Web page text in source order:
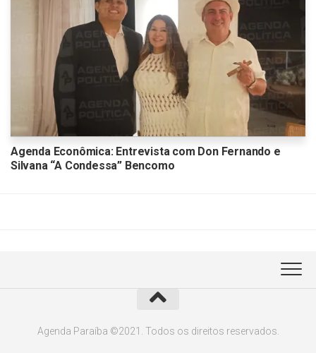
Agenda Econômica: Entrevista com Don Fernando e
Silvana “A Condessa” Bencomo
Agenda Paraíba ©2021. Todos os direitos reservados.